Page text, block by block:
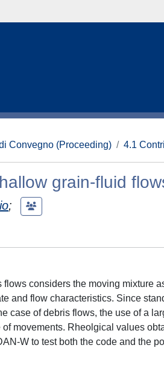
Convegno (Proceeding) 4.1
grain-fluid
;
considers the moving mixture
and flow characteristics. Since
case of debris flows, the use of a
movements. Rheolgical values
W to test both the code and the